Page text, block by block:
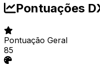
Pontuações
Pontuação Geral
85